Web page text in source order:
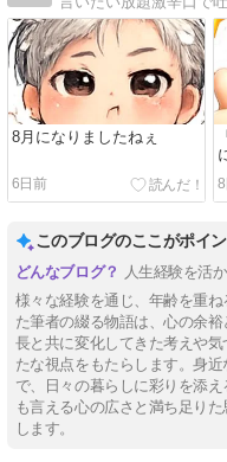
8月になりましたねぇ
6日前
このブログのここがポイ
人生経験を活
様々な経験を通じ、年齢を重
た筆者の綴る物語は、心の余
長と共に変化してきた考えや
たな視点をもたらします。身
で、日々の暮らしに彩りを添
も言える心の広さと満ち足り
します。